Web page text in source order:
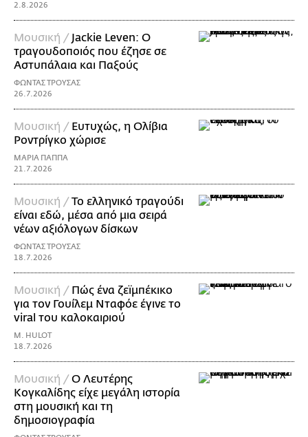
2.8.2026
Μουσική / Jackie Leven: Ο
τραγουδοποιός που έζησε σε
Αστυπάλαια και Παξούς
ΦΩΝΤΑΣ ΤΡΟΥΣΑΣ
26.7.2026
Μουσική / Ευτυχώς, η Ολίβια
Ροντρίγκο χώρισε
ΜΑΡΙΑ ΠΑΠΠΑ
21.7.2026
Μουσική /Το ελληνικό τραγούδι
είναι εδώ, μέσα από μια σειρά
νέων αξιόλογων δίσκων
ΦΩΝΤΑΣ ΤΡΟΥΣΑΣ
18.7.2026
Μουσική / Πώς ένα ζεϊμπέκικο
για τον Γουίλεμ Νταφόε έγινε το
viral του καλοκαιριού
M. HULOT
18.7.2026
Μουσική /Ο Λευτέρης
Κογκαλίδης είχε μεγάλη ιστορία
στη μουσική και τη
δημοσιογραφία